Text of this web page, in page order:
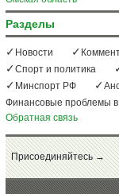
Разделы
Новости
Спорт и политика
Минспорт РФ
Финансовые проблемы в
Обратная связь
Присоединяйтесь →